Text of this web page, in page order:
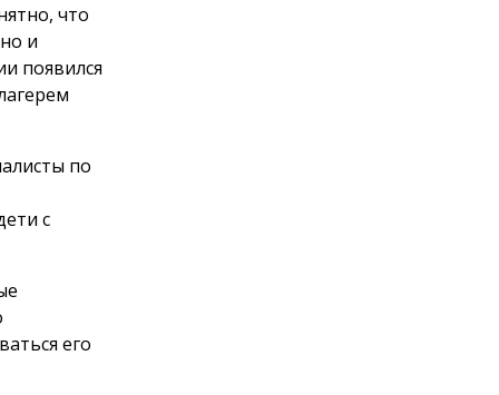
что
и
появился
по
с
его